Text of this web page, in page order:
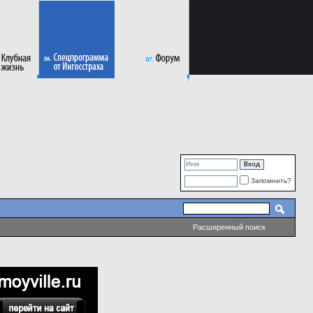
Запомнить?
Расширенный поиск